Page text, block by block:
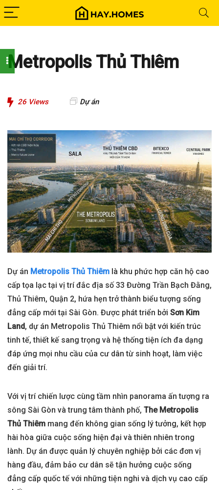
Metropolis Thủ Thiêm
26 Views Dự án
Dự án Metropolis Thủ Thiêm là khu phức hợp căn hộ cao
cấp tọa lạc tại vị trí đắc địa số 33 Đường Trần Bạch Đằng,
Thủ Thiêm, Quận 2, hứa hẹn trở thành biểu tượng sống
đẳng cấp mới tại Sài Gòn. Được phát triển bởi Sơn Kim
Land, dự án Metropolis Thủ Thiêm nổi bật với kiến trúc
tinh tế, thiết kế sang trọng và hệ thống tiện ích đa dạng
đáp ứng mọi nhu cầu của cư dân từ sinh hoạt, làm việc
đến giải trí.
Với vị trí chiến lược cùng tầm nhìn panorama ấn tượng ra
sông Sài Gòn và trung tâm thành phố, The Metropolis
Thủ Thiêm mang đến không gian sống lý tưởng, kết hợp
hài hòa giữa cuộc sống hiện đại và thiên nhiên trong
lành. Dự án được quản lý chuyên nghiệp bởi các đơn vị
hàng đầu, đảm bảo cư dân sẽ tận hưởng cuộc sống
đẳng cấp quốc tế với những tiện nghi và dịch vụ cao cấp